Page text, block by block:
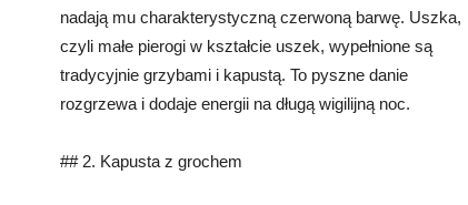
nadają mu charakterystyczną czerwoną barwę. Uszka,
czyli małe pierogi w kształcie uszek, wypełnione są
tradycyjnie grzybami i kapustą. To pyszne danie
rozgrzewa i dodaje energii na długą wigilijną noc.
## 2. Kapusta z grochem